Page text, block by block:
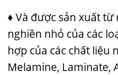
♦ Và được sản xuất
nghiền nhỏ của các
hợp của các chất liệu
Melamine, Laminate,